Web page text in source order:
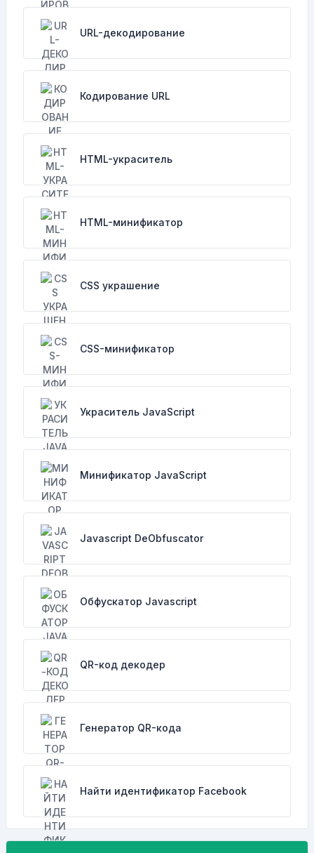
URL-декодирование
Кодирование URL
HTML-украситель
HTML-минификатор
CSS украшение
CSS-минификатор
Украситель JavaScript
Минификатор JavaScript
Javascript DeObfuscator
Обфускатор Javascript
QR-код декодер
Генератор QR-кода
Найти идентификатор Facebook